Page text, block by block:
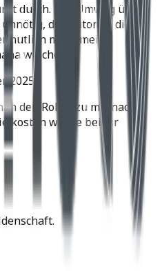
durch. Der Umweg über
der Automat die
muss meine
weichen.
2025
den Roller zu mir nach
kosten würde bei dir